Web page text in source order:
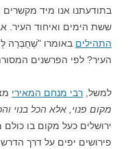
בתודעתנו אנו מיד
ששת הימים ואיחוד העיר.
התהילים באומרו "שֶׁחֻבְּרָה
העיר? לפי הפרשנים
למשל, רבי מנחם המאירי
מקום פנוי, אלא הכל בנוי
ירושלים כעל מקום בו
פירושים יפים על דרך